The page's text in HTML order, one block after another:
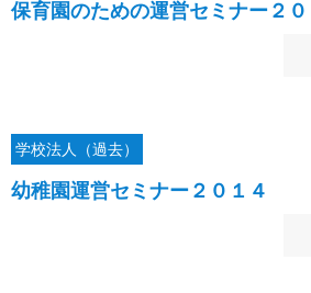
保育園のための運営セミナー２
学校法人（過去）
幼稚園運営セミナー２０１４